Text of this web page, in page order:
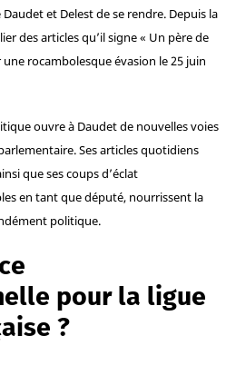
et Delest de se rendre. Depuis la
des articles qu’il signe « Un père de
rocambolesque évasion le 25 juin
ouvre à Daudet de nouvelles voies
Ses articles quotidiens
que ses coups d’éclat
en tant que député, nourrissent la
politique.
pour la ligue
?